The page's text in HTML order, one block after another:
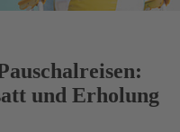
und Erholung